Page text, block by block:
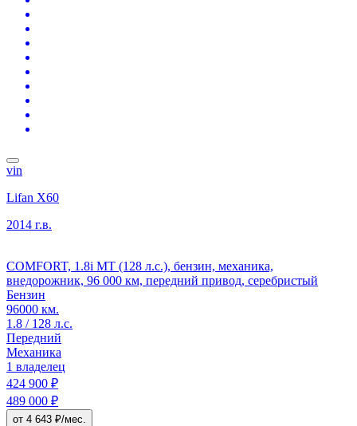
vin
Lifan X60
2014 г.в.
COMFORT, 1.8i MT (128 л.с.), бензин, механика,
внедорожник, 96 000 км, передний привод, серебристый
Бензин
96000 км.
1.8 / 128 л.с.
Передний
Механика
1 владелец
424 900 ₽
489 000 ₽
от 4 643 ₽/мес.